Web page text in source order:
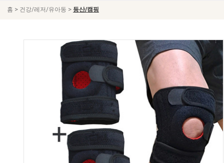
홈 > 건강/레저/유아동 > 등산/캠핑